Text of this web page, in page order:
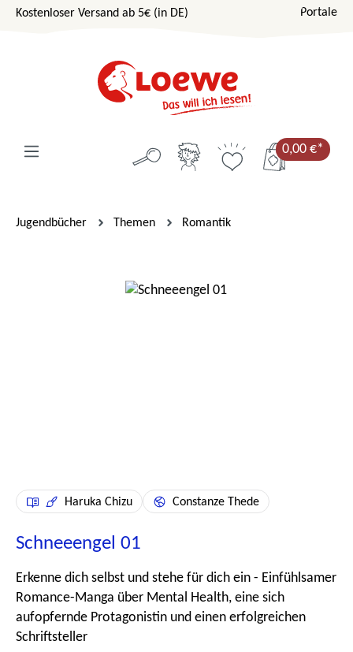
Zum Hauptinhalt springen
Kostenloser Versand ab 5€ (in DE) Portale
0,00 €*
Jugendbücher Themen Romantik
Bildergalerie überspringen
Haruka Chizu Constanze Thede
Schneeengel 01
Erkenne dich selbst und stehe für dich ein - Einfühlsamer
Romance-Manga über Mental Health, eine sich
aufopfernde Protagonistin und einen erfolgreichen
Schriftsteller